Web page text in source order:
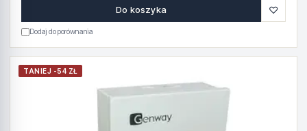
Do koszyka ♡
Dodaj do porównania
TANIEJ -54 ZŁ